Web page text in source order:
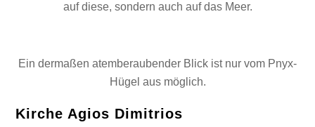
auf diese, sondern auch auf das Meer.
Ein dermaßen atemberaubender Blick ist nur vom Pnyx-
Hügel aus möglich.
Kirche Agios Dimitrios